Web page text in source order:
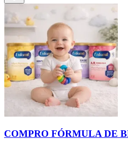
COMPRO FÓRMULA DE